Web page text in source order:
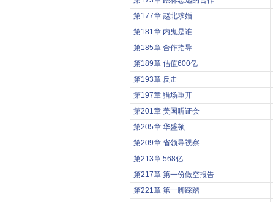
第177章 赵北求婚
第181章 内鬼是谁
第185章 合作指导
第189章 估值600亿
第193章 反击
第197章 猎场重开
第201章 美国听证会
第205章 华盛顿
第209章 省领导视察
第213章 568亿
第217章 第一份做空报告
第221章 第一脚踩踏